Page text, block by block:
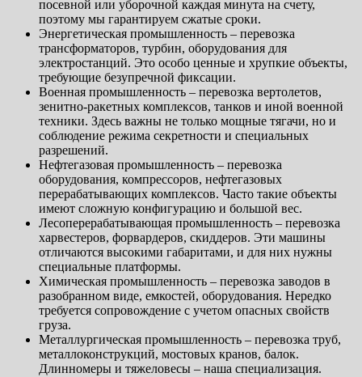
посевной или уборочной каждая минута на счету,
поэтому мы гарантируем сжатые сроки.
Энергетическая промышленность – перевозка
трансформаторов, турбин, оборудования для
электростанций. Это особо ценные и хрупкие объекты,
требующие безупречной фиксации.
Военная промышленность – перевозка вертолетов,
зенитно-ракетных комплексов, танков и иной военной
техники. Здесь важны не только мощные тягачи, но и
соблюдение режима секретности и специальных
разрешений.
Нефтегазовая промышленность – перевозка
оборудования, компрессоров, нефтегазовых
перерабатывающих комплексов. Часто такие объекты
имеют сложную конфигурацию и большой вес.
Лесоперерабатывающая промышленность – перевозка
харвестеров, форвардеров, скиддеров. Эти машины
отличаются высокими габаритами, и для них нужны
специальные платформы.
Химическая промышленность – перевозка заводов в
разобранном виде, емкостей, оборудования. Нередко
требуется сопровождение с учетом опасных свойств
груза.
Металлургическая промышленность – перевозка труб,
металлоконструкций, мостовых кранов, балок.
Длинномеры и тяжеловесы – наша специализация.